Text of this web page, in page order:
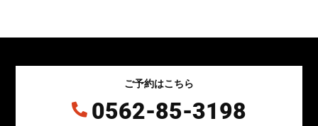
ご予約はこちら
 0562-85-3198